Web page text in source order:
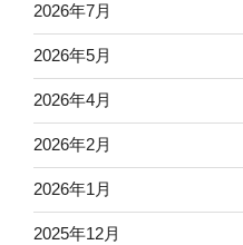
2026年7月
2026年5月
2026年4月
2026年2月
2026年1月
2025年12月